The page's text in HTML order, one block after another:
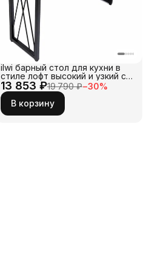
13 853 ₽19 790 ₽−30%
ilwi барный стол для кухни в
стиле лофт высокий и узкий с
металлическим подстольем
черного цвета и
прямоугольной столешницей из
массива дерева для дома и
дачи, кафе или бара
В корзину